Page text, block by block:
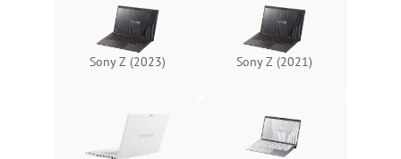
Sony Z (2023) Sony Z (2021)